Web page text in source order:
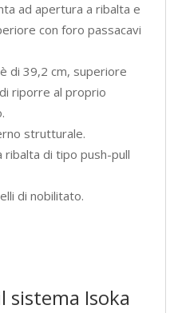
ad apertura a ribalta e
con foro passacavi
di 39,2 cm, superiore
riporre al proprio
strutturale.
ribalta di tipo push-pull
di nobilitato.
sistema Isoka